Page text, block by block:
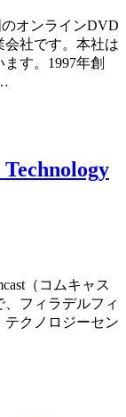
オンラインDVD
会社です。本社は
す。1997年創
（コムキャス
、フィラデルフィ
テクノロジーセン